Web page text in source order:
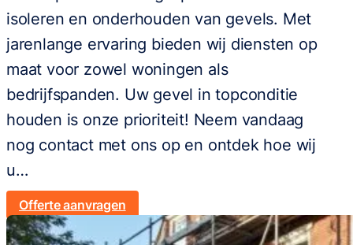
isoleren en onderhouden van gevels. Met
jarenlange ervaring bieden wij diensten op
maat voor zowel woningen als
bedrijfspanden. Uw gevel in topconditie
houden is onze prioriteit! Neem vandaag
nog contact met ons op en ontdek hoe wij
u…
Offerte aanvragen